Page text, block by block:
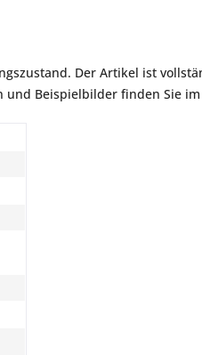
Der Artikel ist
Beispielbilder finden Sie